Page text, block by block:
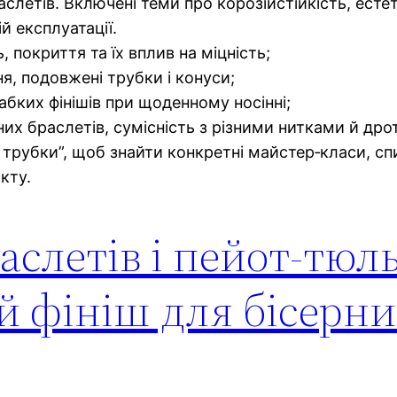
експлуатації.
та їх вплив на міцність;
подовжені трубки і конуси;
фінішів при щоденному носінні;
браслетів, сумісність з різними нитками й
трубки”, щоб знайти конкретні майстер‑класи,
і пейот-
фініш для